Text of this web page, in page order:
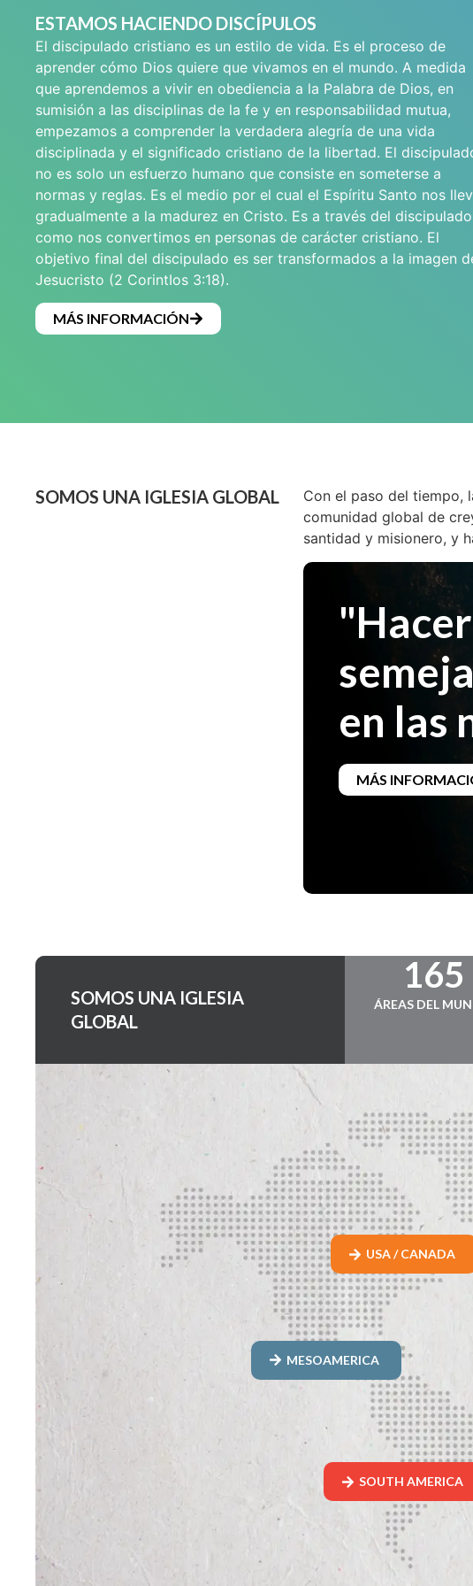
ESTAMOS HACIENDO DISCÍPULOS
El discipulado cristiano es un estilo de vida. Es el proceso de
aprender cómo Dios quiere que vivamos en el mundo. A medida
que aprendemos a vivir en obediencia a la Palabra de Dios, en
sumisión a las disciplinas de la fe y en responsabilidad mutua,
empezamos a comprender la verdadera alegría de una vida
disciplinada y el significado cristiano de la libertad. El
no es solo un esfuerzo humano que consiste en someterse a
normas y reglas. Es el medio por el cual el Espíritu Santo nos
gradualmente a la madurez en Cristo. Es a través del discipulado
como nos convertimos en personas de carácter cristiano. El
objetivo final del discipulado es ser transformados a la imagen
Jesucristo (2 CorintIos 3:18).
MÁS INFORMACIÓN
SOMOS UNA IGLESIA GLOBAL
Con el paso del tiempo,
comunidad global de
santidad y misionero, y
en las
MÁS
SOMOS UNA IGLESIA
GLOBAL
165
ÁREAS DEL
USA / CANADA
MESOAMERICA
SOUTH AMERICA